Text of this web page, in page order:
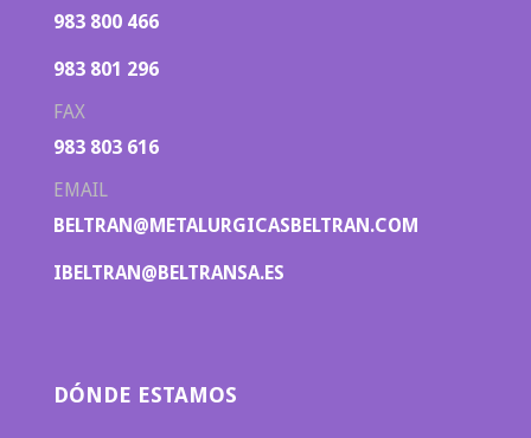
983 800 466
983 801 296
FAX
983 803 616
EMAIL
BELTRAN@METALURGICASBELTRAN.COM
IBELTRAN@BELTRANSA.ES
DÓNDE ESTAMOS